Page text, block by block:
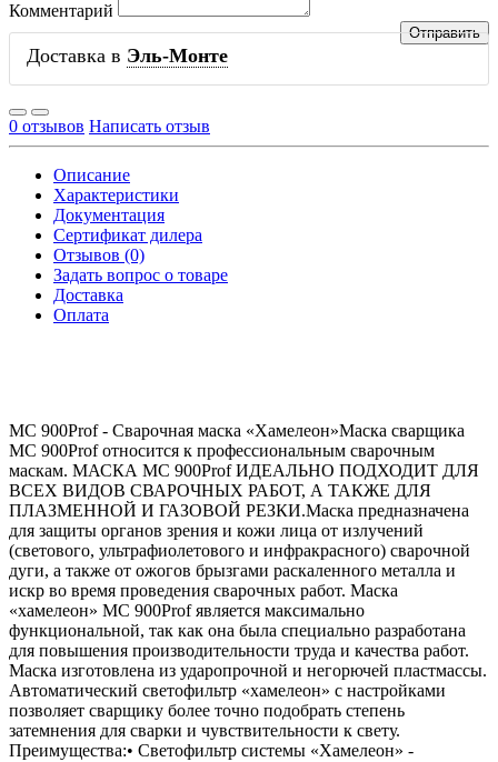
Комментарий
Доставка в Эль-Монте
0 отзывов Написать отзыв
Описание
Характеристики
Документация
Сертификат дилера
Отзывов (0)
Задать вопрос о товаре
Доставка
Оплата
МС 900Prof - Сварочная маска «Хамелеон»Маска сварщика
МС 900Prof относится к профессиональным сварочным
маскам. МАСКА МС 900Prof ИДЕАЛЬНО ПОДХОДИТ ДЛЯ
ВСЕХ ВИДОВ СВАРОЧНЫХ РАБОТ, А ТАКЖЕ ДЛЯ
ПЛАЗМЕННОЙ И ГАЗОВОЙ РЕЗКИ.Маска предназначена
для защиты органов зрения и кожи лица от излучений
(светового, ультрафиолетового и инфракрасного) сварочной
дуги, а также от ожогов брызгами раскаленного металла и
искр во время проведения сварочных работ. Маска
«хамелеон» МС 900Prof является максимально
функциональной, так как она была специально разработана
для повышения производительности труда и качества работ.
Маска изготовлена из ударопрочной и негорючей пластмассы.
Автоматический светофильтр «хамелеон» с настройками
позволяет сварщику более точно подобрать степень
затемнения для сварки и чувствительности к свету.
Преимущества:• Светофильтр системы «Хамелеон» -